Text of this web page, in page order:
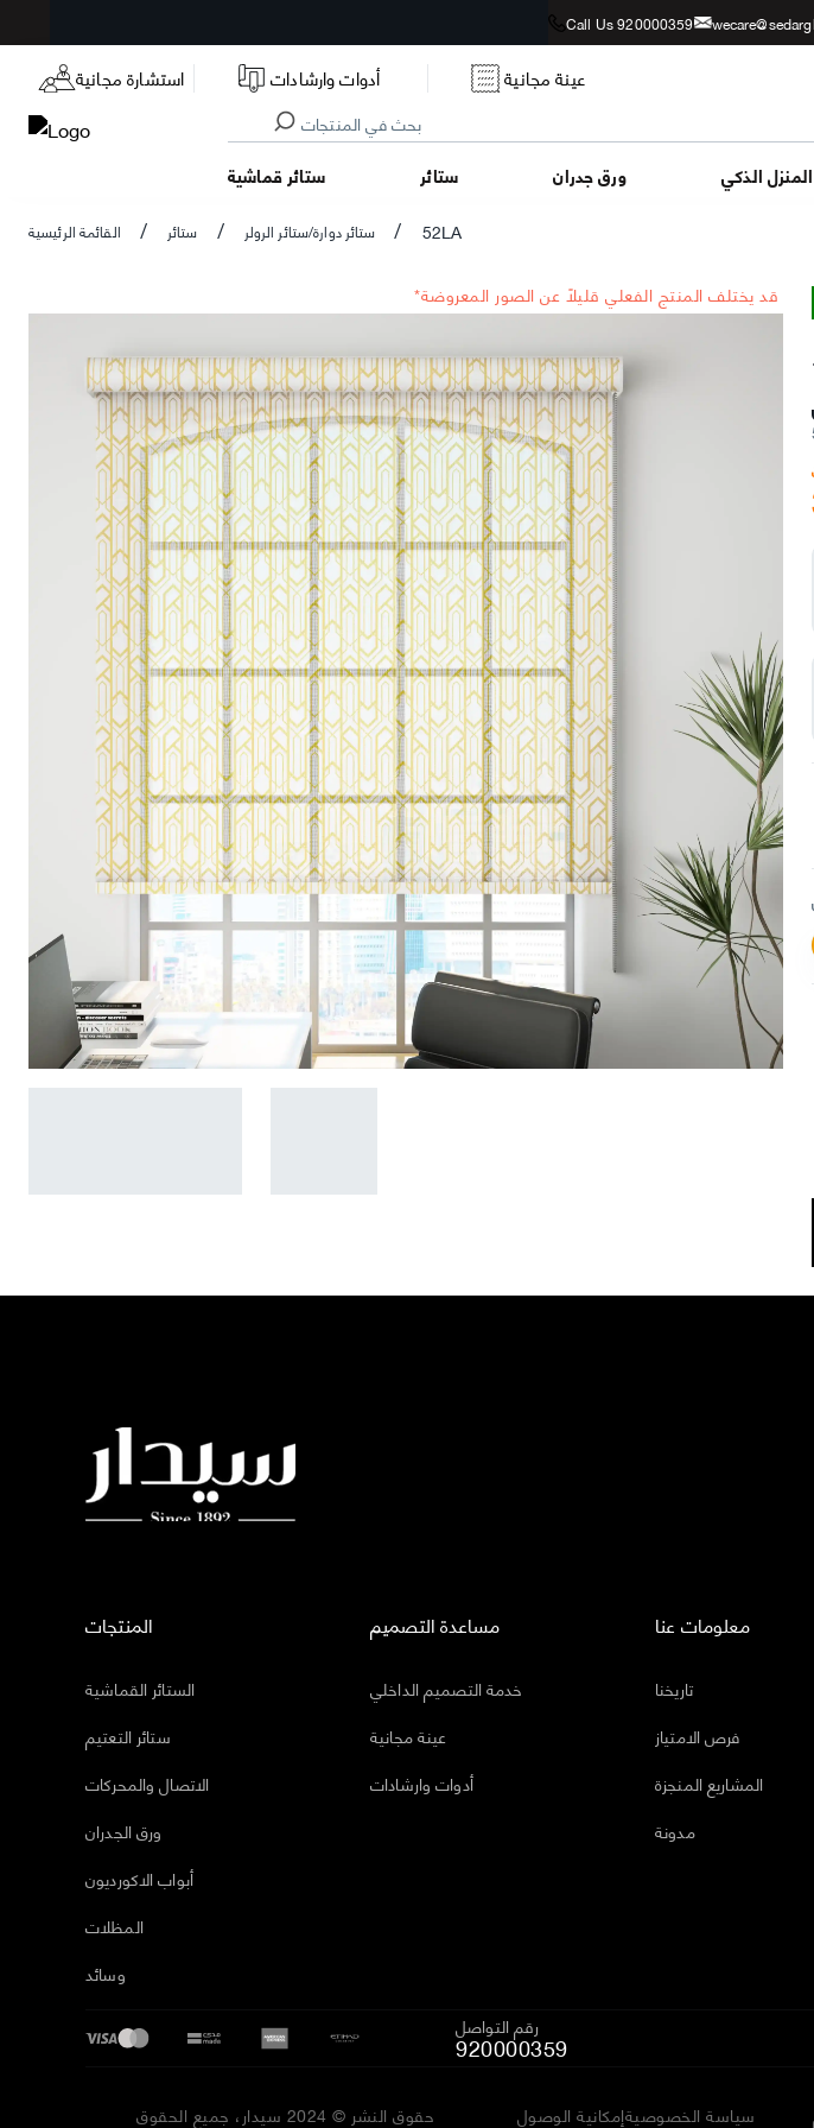
Call Us 920000359
استشارة مجانية أدوات وارشادات عينة مجانية
ستائر قماشية ستائر ورق جدران الذكي
القائمة الرئيسية / ستائر / ستائر دوارة/ستائر الرولر / 52LA
*قد يختلف المنتج الفعلي قليلاً عن الصور المعروضة
المنتجات
الستائر القماشية
ستائر التعتيم
الاتصال والمحركات
ورق الجدران
أبواب الاكورديون
المظلات
وسائد
مساعدة التصميم
خدمة التصميم الداخلي
عينة مجانية
أدوات وارشادات
معلومات عنا
تاريخنا
فرص الامتياز
المشاريع المنجزة
مدونة
رقم التواصل
920000359
حقوق النشر © 2024 سيدار، جميع الحقوق إمكانية الوصولسياسة الخصوصية